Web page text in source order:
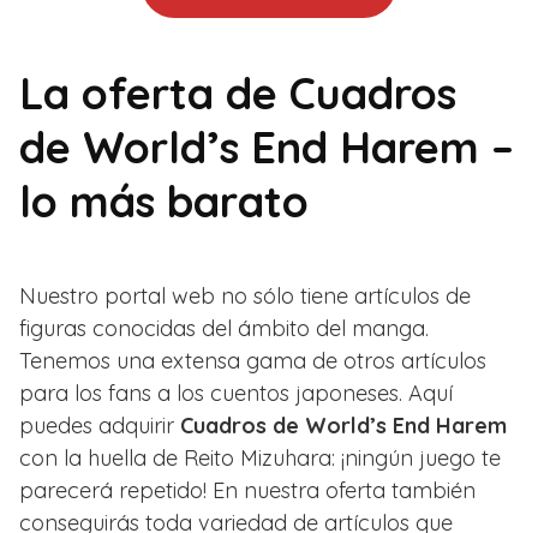
La oferta de Cuadros
de World’s End Harem –
lo más barato
Nuestro portal web no sólo tiene artículos de
figuras conocidas del ámbito del manga.
Tenemos una extensa gama de otros artículos
para los fans a los cuentos japoneses. Aquí
puedes adquirir Cuadros de World’s End Harem
con la huella de Reito Mizuhara: ¡ningún juego te
parecerá repetido! En nuestra oferta también
conseguirás toda variedad de artículos que